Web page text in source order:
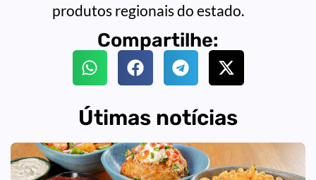
produtos regionais do estado.
Compartilhe:
Útimas notícias